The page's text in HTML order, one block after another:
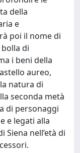
della
e
poi il nome di
bolla di
i beni della
aureo,
natura di
seconda metà
di personaggi
e legati alla
nell’età di